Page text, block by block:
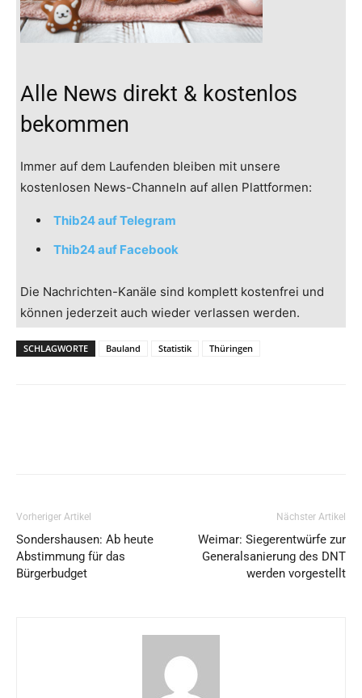
Alle News direkt & kostenlos
bekommen
Immer auf dem Laufenden bleiben mit unsere
kostenlosen News-Channeln auf allen Plattformen:
Thib24 auf Telegram
Thib24 auf Facebook
Die Nachrichten-Kanäle sind komplett kostenfrei und
können jederzeit auch wieder verlassen werden.
SCHLAGWORTE Bauland Statistik Thüringen
Vorheriger Artikel
Sondershausen: Ab heute
Abstimmung für das
Bürgerbudget
Nächster Artikel
Weimar: Siegerentwürfe zur
Generalsanierung des DNT
werden vorgestellt